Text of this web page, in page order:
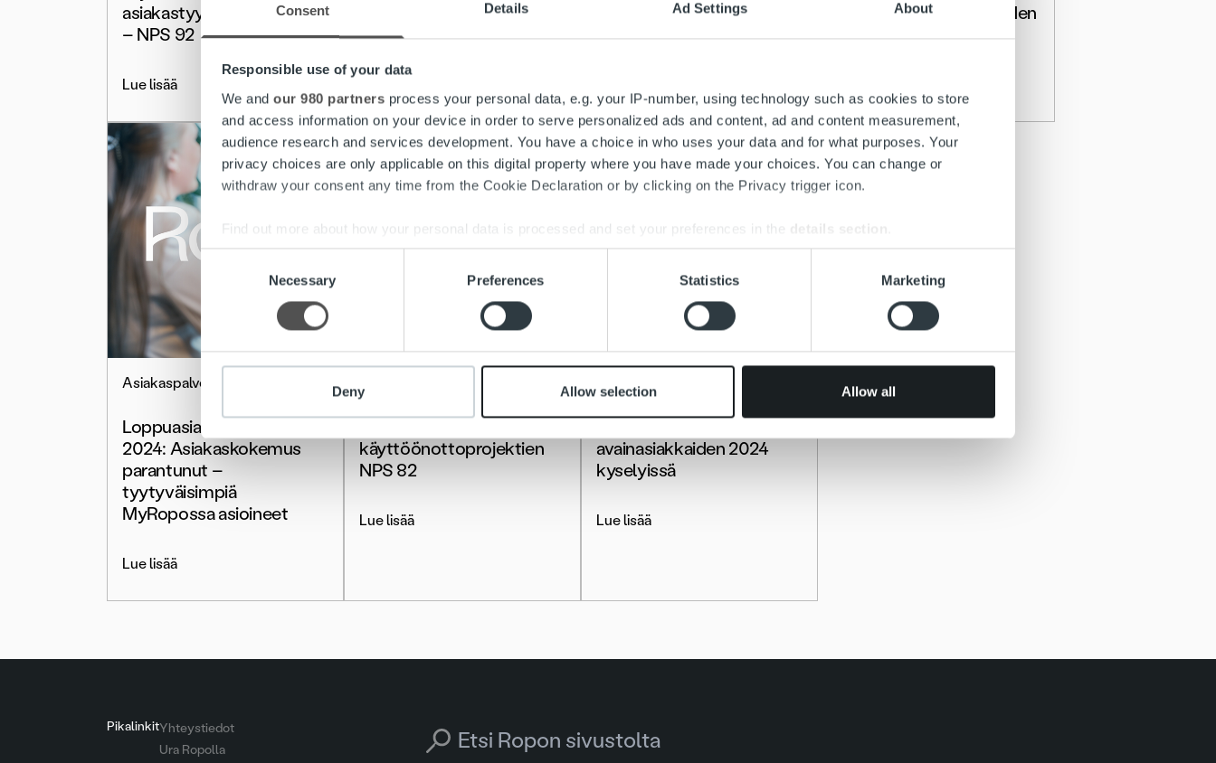
Consent Details Ad Settings About
Responsible use of your data
We and our 980 partners process your personal data, e.g. your IP-number, using technology such as cookies to store
and access information on your device in order to serve personalized ads and content, ad and content measurement,
audience research and services development. You have a choice in who uses your data and for what purposes. Your
privacy choices are only applicable on this digital property where you have made your choices. You can change or
withdraw your consent any time from the Cookie Declaration or by clicking on the Privacy trigger icon.
Find out more about how your personal data is processed and set your preferences in the details section
We use cookies to personalise content and ads, to provide social media features and to analyse our traffic. We also share
information about your use of our site with our social media, advertising and analytics partners who may combine it with
other information that you’ve provided to them or that they’ve collected from your use of their services.
Consent
Necessary Preferences Statistics Marketing
Deny Allow selection Allow all
asiakastyytyväisyys vahva
– NPS 92
Lue lisää
Lue lisää
liittyvissä asioissa
hyödyntämään sen täyden
potentiaalin?
Asiakaspalvelu
Loppuasiakaskastutkimus
2024: Asiakaskokemus
parantunut –
tyytyväisimpiä
MyRopossa asioineet
Lue lisää
käyttöönottoprojektien
NPS 82
Lue lisää
Ajankohtaista
avainasiakkaiden 2024
kyselyissä
Lue lisää
PikalinkitYhteystiedot
Ura Ropolla
Search for: